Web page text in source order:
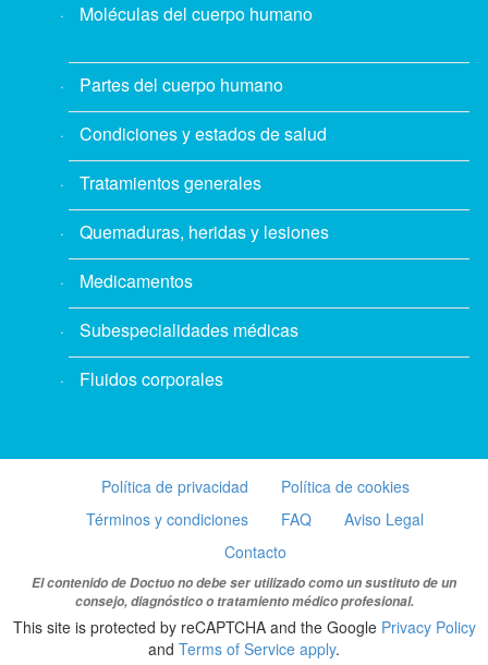
Moléculas del cuerpo humano
Partes del cuerpo humano
Condiciones y estados de salud
Tratamientos generales
Quemaduras, heridas y lesiones
Medicamentos
Subespecialidades médicas
Fluidos corporales
Política de privacidad
Política de cookies
Términos y condiciones
FAQ
Aviso Legal
Contacto
El contenido de Doctuo no debe ser utilizado como un sustituto de un
consejo, diagnóstico o tratamiento médico profesional.
This site is protected by reCAPTCHA and the Google Privacy Policy
and Terms of Service apply.